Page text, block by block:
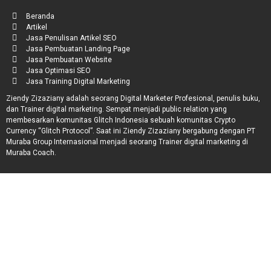
Beranda
Artikel
Jasa Penulisan Artikel SEO
Jasa Pembuatan Landing Page
Jasa Pembuatan Website
Jasa Optimasi SEO
Jasa Training Digital Marketing
Ziendy Zizaziany adalah seorang Digital Marketer Profesional, penulis buku,
dan Trainer digital marketing. Sempat menjadi public relation yang
membesarkan komunitas Glitch Indonesia sebuah komunitas Crypto
Currency “Glitch Protocol”. Saat ini Ziendy Zizaziany bergabung dengan PT
Muraba Group Internasional menjadi seorang Trainer digital marketing di
Muraba Coach.